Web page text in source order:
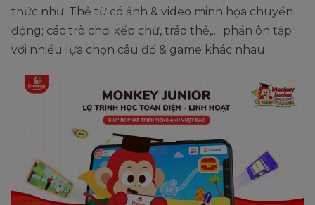
thức như: Thẻ từ có ảnh & video minh họa chuyển
động; các trò chơi xếp chữ, tráo thẻ,...; phần ôn tập
với nhiều lựa chọn câu đố & game khác nhau.